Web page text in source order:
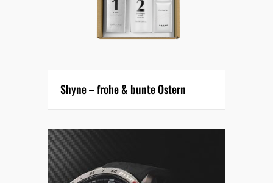
Shyne – frohe & bunte Ostern